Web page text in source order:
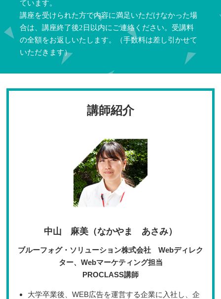
ています。
講座を受けられた方で内容に満足いただけなかった場
合は、講座終了後2日以内にご連絡ください。受講料
の全額をお返しいたします。（手数料は差し引かせて
いただきます）
講師紹介
中山 麻美（なかやま あさみ）
ブルーフォグ・ソリューション株式会社 Webディレク
ター、Webマーケティング担当
PROCLASS講師
大学卒業後、WEB広告を運営する企業に入社し、企